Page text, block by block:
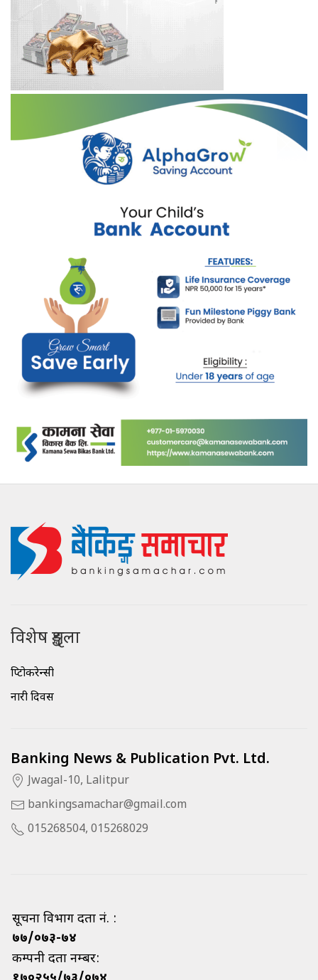
विशेष शृङ्खला
क्रिप्टोकरेन्सी
नारी दिवस
Banking News & Publication Pvt. Ltd.
Jwagal-10, Lalitpur
bankingsamachar@gmail.com
015268504, 015268029
सूचना विभाग दर्ता नं. :
७७/०७३-७४
कम्पनी दर्ता नम्बर: